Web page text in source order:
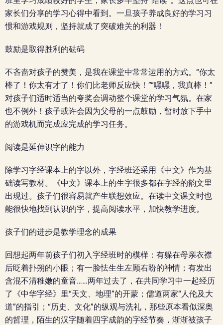
家长们分享的学习心得中看到。一旦孩子养成良好的学习习
惯和游戏规则，坚持就成了突破难关的利器！
鼓励是取得胜利的砝码
不吝啬对孩子的赞美，是我在课堂中常常运用的方式。“你太
棒了！你太有才了！你们比老师反应快！”“嘿嘿，我真棒！”
对孩子们适时适当的夸奖会调动整个课堂的学习气氛。在家
也不例外！孩子或许会因为父母的一点鼓励，暂时放下手中
的游戏机而完成应完成的学习任务。
阅读是延伸识字的能力
除学习字经课本上的字以外，字经班还采用《中文》作为基
础读写教材。《中文》课本上的生字很多都在字经的韵文里
出现过。孩子们很容易就产生联想效应。在读中文课文时也
能很快地找到认识的字，提高阅读水平，加快教学进度。
孩子们的进步是教学理念的成果
回想起两年前孩子们初入字经班时的模样：有躲在母亲衣襟
后眨着扑朔的小眼；有一脸怯生生左顾右盼的神情；有发出
含混不清稚嫩的童音……两年过去了，在共同学习中一起经历
了《中华字经》里“天文、地理”的开蒙；儒道两家“人伦及大
道”的指引；“历史、文化”的纵观与洗礼，那些原本看似深奥
的哲理，陌生的汉字随着四字成韵的字经节奏，渐渐被孩子